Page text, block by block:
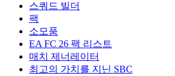
스쿼드 빌더
팩
소모품
EA FC 26 팩 리스트
매치 제너레이터
최고의 가치를 지닌 SBC